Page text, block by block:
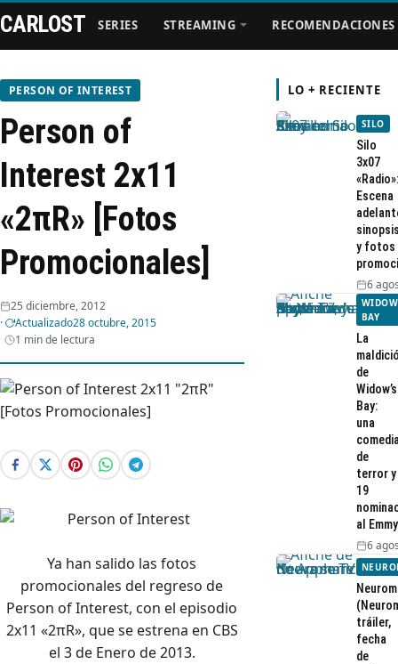
Series
Streaming
Recomendaciones
Webisodios
CARLOST SERIES STREAMING RECOMENDACIONES
PERSON OF INTEREST
Person of
Interest 2x11
«2πR» [Fotos
Promocionales]
25 diciembre, 2012
Actualizado28 octubre, 2015
1 min de lectura
Ya han salido las fotos
promocionales del regreso de
Person of Interest, con el episodio
2x11 «2πR», que se estrena en CBS
el 3 de Enero de 2013.
LO + RECIENTE
SILO
Silo
3x07
«Radio»:
Escena
y fotos
6
BAY
La
de
Widow’s
Bay:
una
de
terror y
19
al Emmy
6
tráiler,
fecha
de